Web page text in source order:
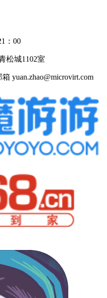
：00
松城1102室
yuan.zhao@microvirt.com